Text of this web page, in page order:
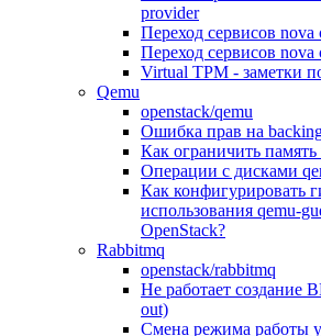
provider
Переход сервисов nova
Переход сервисов nova
Virtual TPM - заметки
Qemu
openstack/qemu
Ошибка прав на
Как ограничить
Операции с дисками
Как конфигурировать
использования qemu-
OpenStack?
Rabbitmq
openstack/rabbitmq
Не работает создание
out)
Смена режима работы